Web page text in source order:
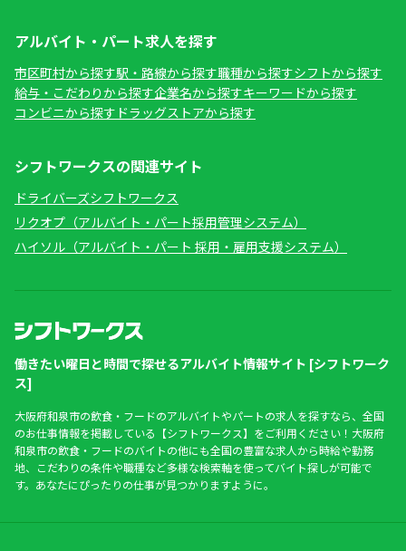
アルバイト・パート求人を探す
市区町村から探す駅・路線から探す職種から探すシフトから探す
給与・こだわりから探す企業名から探すキーワードから探す
コンビニから探す ドラッグストアから探す
シフトワークスの関連サイト
ドライバーズシフトワークス
リクオプ（アルバイト・パート採用管理システム）
ハイソル（アルバイト・パート 採用・雇用支援システム）
働きたい曜日と時間で探せるアルバイト情報サイト [シフトワーク
ス]
大阪府和泉市の飲食・フードのアルバイトやパートの求人を探すなら、全国
のお仕事情報を掲載している【シフトワークス】をご利用ください！大阪府
和泉市の飲食・フードのバイトの他にも全国の豊富な求人から時給や勤務
地、こだわりの条件や職種など多様な検索軸を使ってバイト探しが可能で
す。あなたにぴったりの仕事が見つかりますように。